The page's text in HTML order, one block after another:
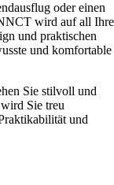
oder einen
wird auf all Ihre
und praktischen
und komfortable
Sie stilvoll und
Sie treu
und